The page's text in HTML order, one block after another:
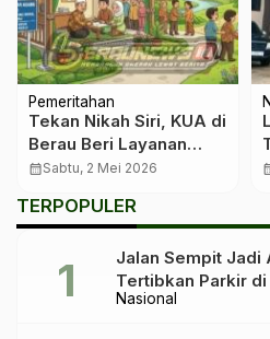
Pemeritahan
Tekan Nikah Siri, KUA di
Berau Beri Layanan
Pernikahan Gratis bagi
calendar_monthSabtu, 2 Mei 2026
TERPOPULER
Nasional
Jalan Sempit Jadi
Tertibkan Parkir